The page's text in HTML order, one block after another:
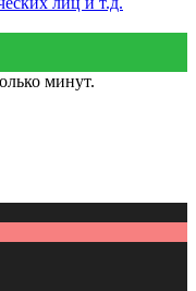
минут.